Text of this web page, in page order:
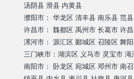
汤阴县 滑县 内黄县
濮阳市： 华龙区 清丰县 南乐县 范
许昌市： 魏都区 禹州市 长葛市 许
漯河市： 源汇区 郾城区 召陵区 舞
三门峡市：湖滨区 义马市 灵宝市
南阳市： 卧龙区 宛城区 邓州市 南